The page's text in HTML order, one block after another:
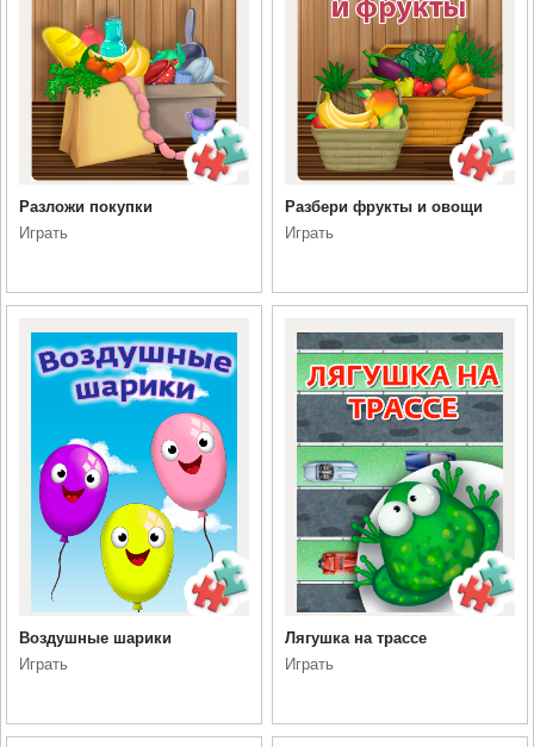
Разложи покупки
Играть
Разбери фрукты и овощи
Играть
Воздушные шарики
Играть
Лягушка на трассе
Играть